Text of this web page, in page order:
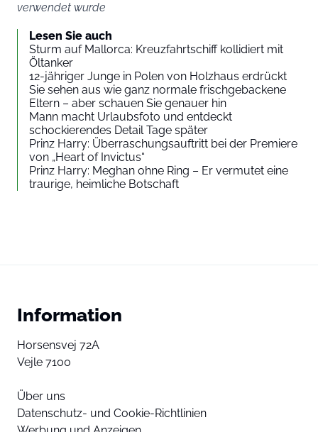
verwendet wurde
Lesen Sie auch
Sturm auf Mallorca: Kreuzfahrtschiff kollidiert mit
Öltanker
12-jähriger Junge in Polen von Holzhaus erdrückt
Sie sehen aus wie ganz normale frischgebackene
Eltern – aber schauen Sie genauer hin
Mann macht Urlaubsfoto und entdeckt
schockierendes Detail Tage später
Prinz Harry: Überraschungsauftritt bei der Premiere
von „Heart of Invictus“
Prinz Harry: Meghan ohne Ring – Er vermutet eine
traurige, heimliche Botschaft
Information
Horsensvej 72A
Vejle 7100
Über uns
Datenschutz- und Cookie-Richtlinien